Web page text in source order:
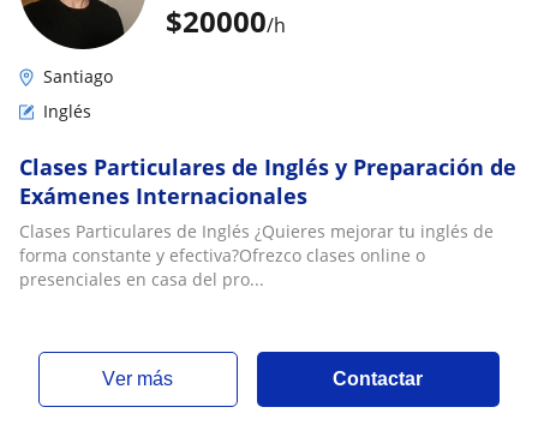
$20000/h
Santiago
Inglés
Clases Particulares de Inglés y Preparación de
Exámenes Internacionales
Clases Particulares de Inglés ¿Quieres mejorar tu inglés de
forma constante y efectiva?Ofrezco clases online o
presenciales en casa del pro...
ver más Contactar